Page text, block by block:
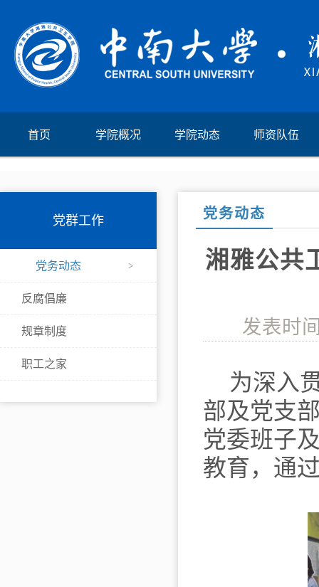
首页 学院概况 学院动态 师资队伍
党群工作
党务动态
反腐倡廉
规章制度
职工之家
党务动态
湘雅公共
发表时
为深入
部及党支
党委班子
教育，通